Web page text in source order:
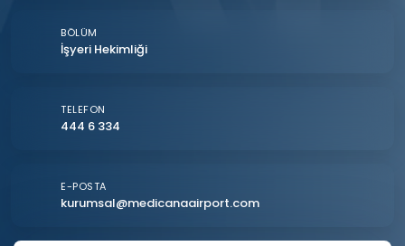
BÖLÜM
İşyeri Hekimliği
TELEFON
444 6 334
E-POSTA
kurumsal@medicanaairport.com